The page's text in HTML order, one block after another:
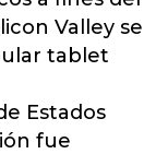
Valley se
tablet
Estados
fue